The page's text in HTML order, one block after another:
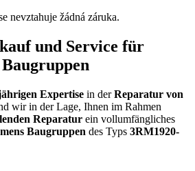
nevztahuje žádná záruka.
und Service für
Expertise in derReparatur von
wir in der Lage, Ihnen im Rahmen
Reparatur ein vollumfängliches
Baugruppen des Typs 3RM1920-